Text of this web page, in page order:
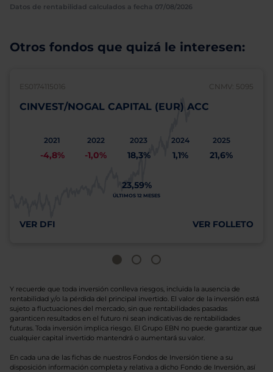
Datos de rentabilidad calculados a fecha 07/08/2026
Otros fondos que quizá le interesen:
ES0174115016 CNMV: 5095
CINVEST/NOGAL CAPITAL (EUR) ACC
2021
-4,8%
2022
-1,0%
2023
18,3%
2024
1,1%
2025
21,6%
23,59%
ÚLTIMOS 12 MESES
VER DFI VER FOLLETO
Y recuerde que toda inversión conlleva riesgos, incluida la ausencia de
rentabilidad y/o la pérdida del principal invertido. El valor de la inversión está
sujeto a fluctuaciones del mercado, sin que rentabilidades pasadas
garanticen resultados en el futuro ni sean indicativas de rentabilidades
futuras. Toda inversión implica riesgo. El Grupo EBN no puede garantizar que
cualquier capital invertido mantendrá o aumentará su valor.
En cada una de las fichas de nuestros Fondos de Inversión tiene a su
disposición información completa y relativa a dicho Fondo de Inversión, así